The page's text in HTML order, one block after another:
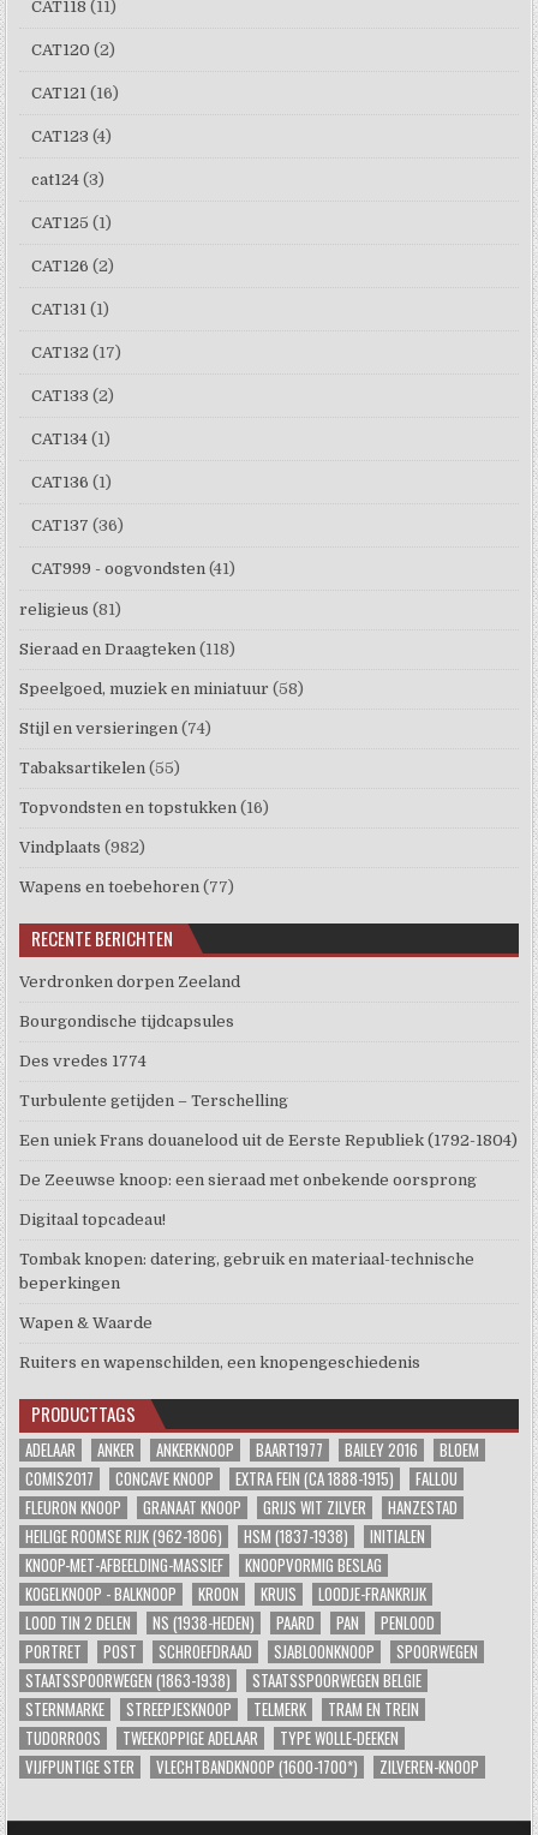
CAT118 (11)
CAT120 (2)
CAT121 (16)
CAT123 (4)
cat124 (3)
CAT125 (1)
CAT126 (2)
CAT131 (1)
CAT132 (17)
CAT133 (2)
CAT134 (1)
CAT136 (1)
CAT137 (36)
CAT999 - oogvondsten (41)
religieus (81)
Sieraad en Draagteken (118)
Speelgoed, muziek en miniatuur (58)
Stijl en versieringen (74)
Tabaksartikelen (55)
Topvondsten en topstukken (16)
Vindplaats (982)
Wapens en toebehoren (77)
RECENTE BERICHTEN
Verdronken dorpen Zeeland
Bourgondische tijdcapsules
Des vredes 1774
Turbulente getijden – Terschelling
Een uniek Frans douanelood uit de Eerste Republiek (1792-1804)
De Zeeuwse knoop: een sieraad met onbekende oorsprong
Digitaal topcadeau!
Tombak knopen: datering, gebruik en materiaal-technische
beperkingen
Wapen & Waarde
Ruiters en wapenschilden, een knopengeschiedenis
PRODUCTTAGS
ADELAAR ANKER ANKERKNOOP BAART1977 BAILEY 2016
BLOEM
COMIS2017
CONCAVE KNOOP EXTRA FEIN (CA 1888-1915)
FALLOU
FLEURON KNOOP
GRANAAT KNOOP GRIJS WIT ZILVER
HANZESTAD
HEILIGE ROOMSE RIJK (962-1806)
HSM (1837-1938)
INITIALEN
KNOOP-MET-AFBEELDING-MASSIEF
KNOOPVORMIG BESLAG
KOGELKNOOP - BALKNOOP
KROON KRUIS
LOODJE-FRANKRIJK
LOOD TIN 2 DELEN
NS (1938-HEDEN) PAARD PAN
PENLOOD
PORTRET
POST SCHROEFDRAAD SJABLOONKNOOP
SPOORWEGEN
STAATSSPOORWEGEN (1863-1938)
STAATSSPOORWEGEN BELGIE
STERNMARKE
STREEPJESKNOOP TELMERK
TRAM EN TREIN
TUDORROOS
TWEEKOPPIGE ADELAAR
TYPE WOLLE-DEEKEN
VIJFPUNTIGE STER
VLECHTBANDKNOOP (1600-1700*) ZILVEREN-KNOOP